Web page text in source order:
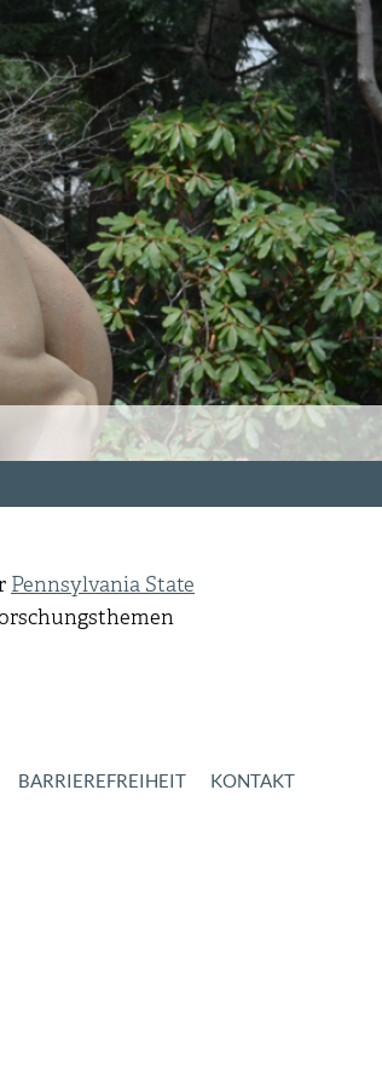
Pennsylvania State
BARRIEREFREIHEIT KONTAKT